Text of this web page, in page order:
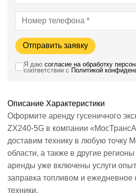
Отправить заявку
Я даю согласие на обработку
соответствии с Политикой
Описание Характеристики
Оформите аренду гусеничного
ZX240-5G в компании
доставим технику в любую точку
области, а также в другие
аренды уже включены услуги
заправка топливом и ежедневное
техники.